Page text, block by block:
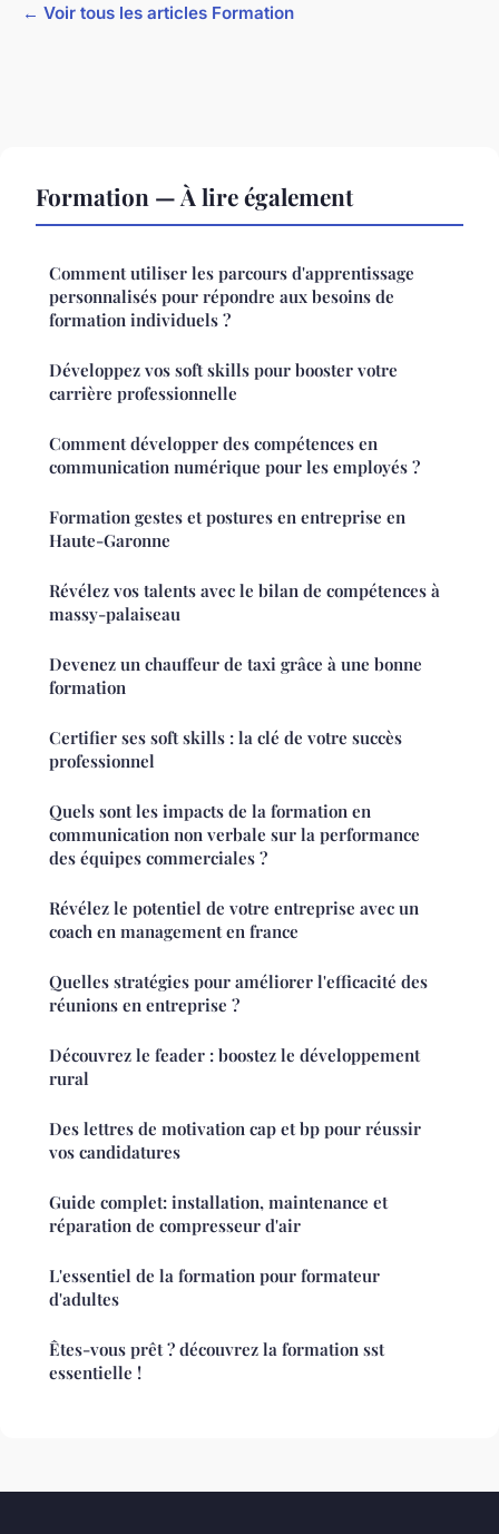
← Voir tous les articles Formation
Formation — À lire également
Comment utiliser les parcours d'apprentissage
personnalisés pour répondre aux besoins de
formation individuels ?
Développez vos soft skills pour booster votre
carrière professionnelle
Comment développer des compétences en
communication numérique pour les employés ?
Formation gestes et postures en entreprise en
Haute-Garonne
Révélez vos talents avec le bilan de compétences à
massy-palaiseau
Devenez un chauffeur de taxi grâce à une bonne
formation
Certifier ses soft skills : la clé de votre succès
professionnel
Quels sont les impacts de la formation en
communication non verbale sur la performance
des équipes commerciales ?
Révélez le potentiel de votre entreprise avec un
coach en management en france
Quelles stratégies pour améliorer l'efficacité des
réunions en entreprise ?
Découvrez le feader : boostez le développement
rural
Des lettres de motivation cap et bp pour réussir
vos candidatures
Guide complet: installation, maintenance et
réparation de compresseur d'air
L'essentiel de la formation pour formateur
d'adultes
Êtes-vous prêt ? découvrez la formation sst
essentielle !